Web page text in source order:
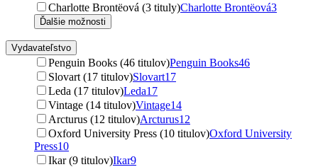
Charlotte Brontëová (3 tituly)Charlotte Brontëová3
Ďalšie možnosti
Vydavateľstvo
Penguin Books (46 titulov)Penguin Books46
Slovart (17 titulov)Slovart17
Leda (17 titulov)Leda17
Vintage (14 titulov)Vintage14
Arcturus (12 titulov)Arcturus12
Oxford University Press (10 titulov)Oxford University
Press10
Ikar (9 titulov)Ikar9